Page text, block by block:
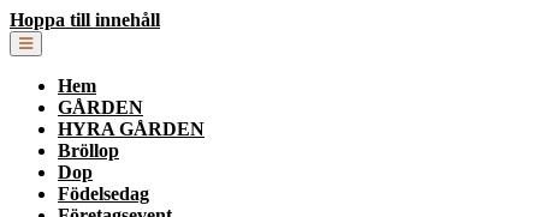
Hoppa till innehåll
Hem
GÅRDEN
HYRA GÅRDEN
Bröllop
Dop
Födelsedag